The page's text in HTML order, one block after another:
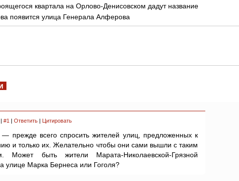
квартала на Орлово-Денисовском дадут название
появится улица Генерала Алферова
#1 | Ответить | Цитировать
прежде всего спросить жителей улиц, предложенных к
и только их. Желательно чтобы они сами вышли с таким
Может быть жители Марата-Николаевской-Грязной
улице Марка Бернеса или Гоголя?